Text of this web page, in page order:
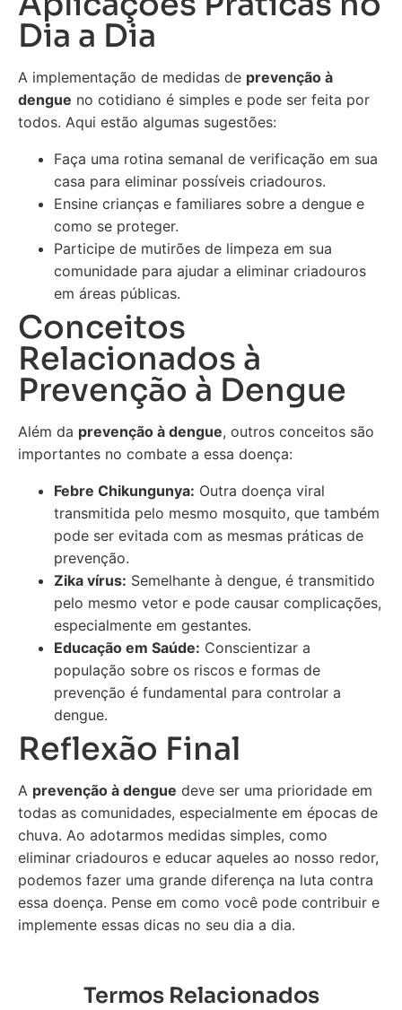
Dia a Dia
A implementação de medidas de prevenção à
dengue no cotidiano é simples e pode ser feita por
todos. Aqui estão algumas sugestões:
Faça uma rotina semanal de verificação em sua
casa para eliminar possíveis criadouros.
Ensine crianças e familiares sobre a dengue e
como se proteger.
Participe de mutirões de limpeza em sua
comunidade para ajudar a eliminar criadouros
em áreas públicas.
Conceitos
Relacionados à
Prevenção à Dengue
Além da prevenção à dengue, outros conceitos são
importantes no combate a essa doença:
Febre Chikungunya: Outra doença viral
transmitida pelo mesmo mosquito, que também
pode ser evitada com as mesmas práticas de
prevenção.
Zika vírus: Semelhante à dengue, é transmitido
pelo mesmo vetor e pode causar complicações,
especialmente em gestantes.
Educação em Saúde: Conscientizar a
população sobre os riscos e formas de
prevenção é fundamental para controlar a
dengue.
Reflexão Final
A prevenção à dengue deve ser uma prioridade em
todas as comunidades, especialmente em épocas de
chuva. Ao adotarmos medidas simples, como
eliminar criadouros e educar aqueles ao nosso redor,
podemos fazer uma grande diferença na luta contra
essa doença. Pense em como você pode contribuir e
implemente essas dicas no seu dia a dia.
Termos Relacionados